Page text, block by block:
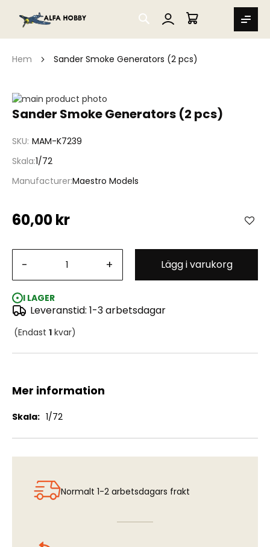
SEARCH
MIN VARUKORG
Hem Sander Smoke Generators (2 pcs)
Sander Smoke Generators (2 pcs)
SKU MAM-K7239
Skala 1/72
ManufacturerMaestro Models
60,00 kr
- + Lägg i varukorg
I LAGER
Leveranstid: 1-3 arbetsdagar
(Endast 1 kvar)
Hoppa
till
bildgalleriet
Hoppa
av
bildgalleriet
Mer information
Mer
1/72
Normalt 1-2 arbetsdagars frakt